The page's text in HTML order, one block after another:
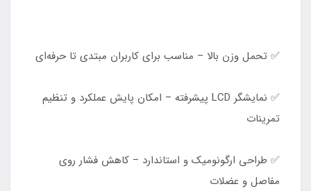
✅ تحمل وزن بالا – مناسب برای کاربران مبتدی تا حرفه‌ای
✅ نمایشگر LCD پیشرفته – امکان پایش عملکرد و تنظیم
تمرینات
✅ طراحی ارگونومیک و استاندارد – کاهش فشار روی
مفاصل و عضلات